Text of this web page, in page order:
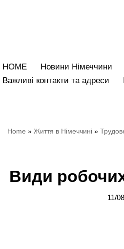
HOME
Новини Німеччини
Bажливі контакти та адреси
Home » Життя в Німеччині »
Види робочих
11/